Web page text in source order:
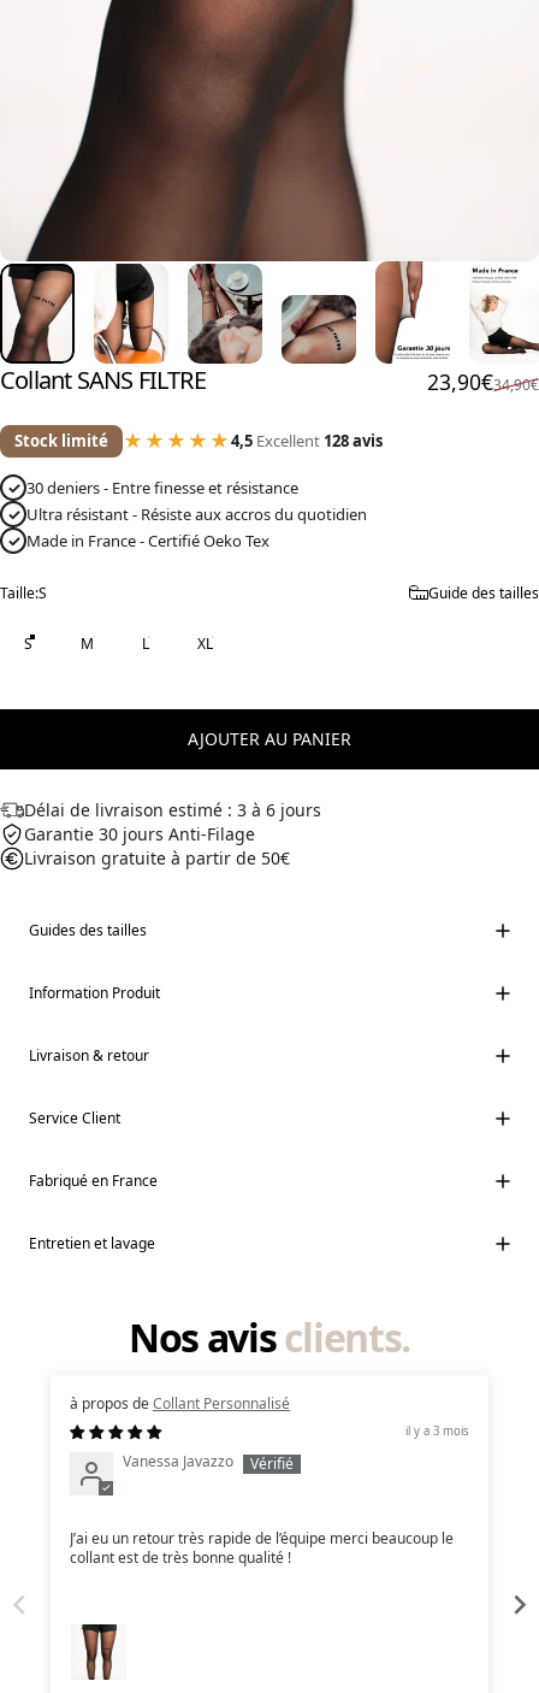
Collant SANS FILTRE Prix
23,90€
Prix 34,90€
Stock limité ★★★★★4,5 Excellent 128 avis
✓ 30 deniers - Entre finesse et résistance
✓ Ultra résistant - Résiste aux accros du quotidien
✓ Made in France - Certifié Oeko Tex
Taille
Taille:S Guide des tailles
S M L XL
AJOUTER AU PANIER
Délai de livraison estimé : 3 à 6 jours
Garantie 30 jours Anti-Filage
Livraison gratuite à partir de 50€
Guides des tailles
Information Produit
Livraison & retour
Service Client
Fabriqué en France
Entretien et lavage
Nos avisclients.
Collant Personnalisé
il y a 3 mois
Vanessa Javazzo
J’ai eu un retour très rapide de l’équipe merci beaucoup le
collant est de très bonne qualité !